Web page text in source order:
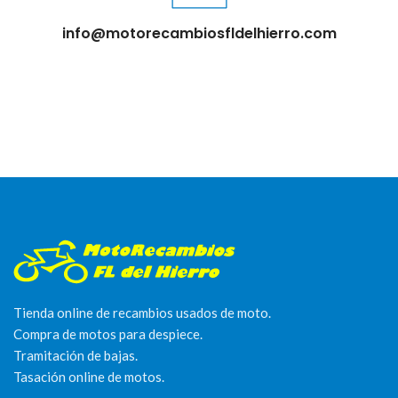
info@motorecambiosfldelhierro.com
Tienda online de recambios usados de moto.
Compra de motos para despiece.
Tramitación de bajas.
Tasación online de motos.